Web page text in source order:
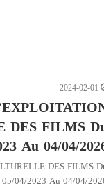
2024-02-01
DES FILMS
Au 04/04/
DES FILMS
05/04/2023 Au 04/04/